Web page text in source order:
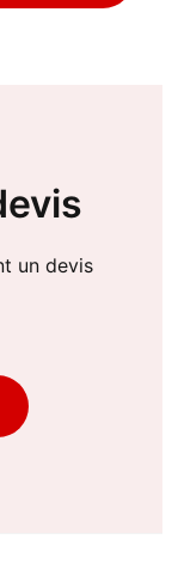
un devis